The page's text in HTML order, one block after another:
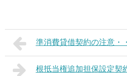
準消費貸借契約の注意・
根抵当権追加担保設定契